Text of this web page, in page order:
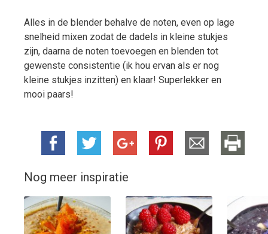
Alles in de blender behalve de noten, even op lage
snelheid mixen zodat de dadels in kleine stukjes
zijn, daarna de noten toevoegen en blenden tot
gewenste consistentie (ik hou ervan als er nog
kleine stukjes inzitten) en klaar! Superlekker en
mooi paars!
Nog meer inspiratie